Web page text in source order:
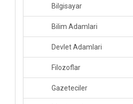
Bilgisayar
Bilim Adamlari
Devlet Adamlari
Filozoflar
Gazeteciler